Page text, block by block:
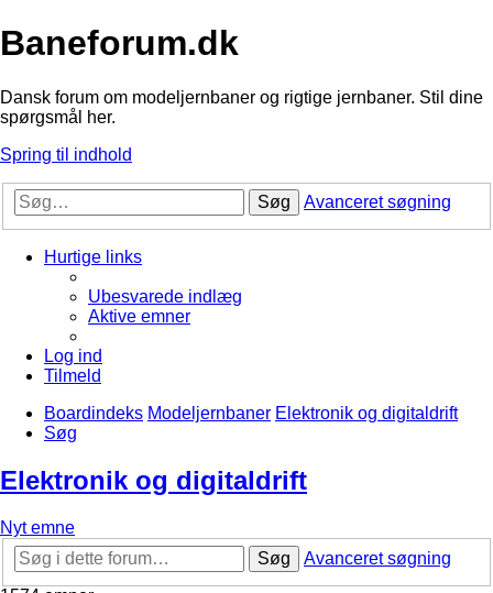
Baneforum.dk
Dansk forum om modeljernbaner og rigtige jernbaner. Stil dine
spørgsmål her.
Spring til indhold
Søg Avanceret søgning
Hurtige links
Ubesvarede indlæg
Aktive emner
Log ind
Tilmeld
Boardindeks Modeljernbaner Elektronik og digitaldrift
Søg
Elektronik og digitaldrift
Nyt emne
Søg
Avanceret søgning